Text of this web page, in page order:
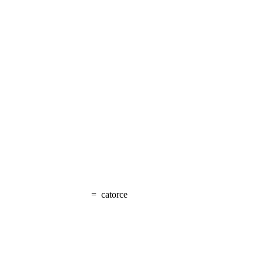
= catorce